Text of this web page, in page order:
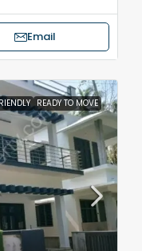
Email
READY TO MOVE